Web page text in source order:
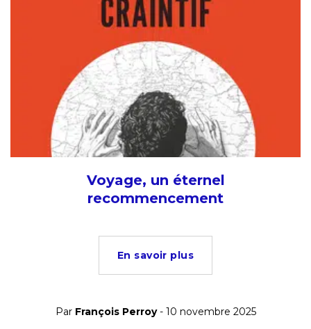
Voyage, un éternel
recommencement
En savoir plus
Par François Perroy- 10 novembre 2025